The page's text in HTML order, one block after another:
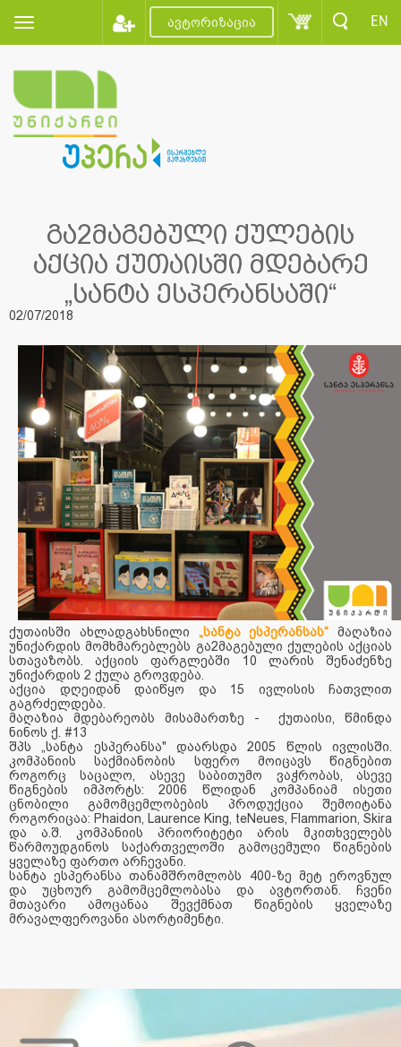
ავტორიზაცია EN
გა2მაგებული ქულების
აქცია ქუთაისში მდებარე
„სანტა ესპერანსაში“
02/07/2018
ქუთაისში ახლადგახსნილი „სანტა ესპერანსას“ მაღაზია
უნიქარდის მომხმარებლებს გა2მაგებული ქულების აქციას
სთავაზობს. აქციის ფარგლებში 10 ლარის შენაძენზე
უნიქარდის 2 ქულა გროვდება.
აქცია დღეიდან დაიწყო და 15 ივლისის ჩათვლით
გაგრძელდება.
მაღაზია მდებარეობს მისამართზე - ქუთაისი, წმინდა
ნინოს ქ. #13
შპს „სანტა ესპერანსა" დაარსდა 2005 წლის ივლისში.
კომპანიის საქმიანობის სფერო მოიცავს წიგნებით
როგორც საცალო, ასევე საბითუმო ვაჭრობას, ასევე
წიგნების იმპორტს: 2006 წლიდან კომპანიამ ისეთი
ცნობილი გამომცემლობების პროდუქცია შემოიტანა
როგორიცაა: Phaidon, Laurence King, teNeues, Flammarion, Skira
და ა.შ. კომპანიის პრიორიტეტი არის მკითხველებს
წარმოუდგინოს საქართველოში გამოცემული წიგნების
ყველაზე ფართო არჩევანი.
სანტა ესპერანსა თანამშრომლობს 400-ზე მეტ ეროვნულ
და უცხოურ გამომცემლობასა და ავტორთან. ჩვენი
მთავარი ამოცანაა შევქმნათ წიგნების ყველაზე
მრავალფეროვანი ასორტიმენტი.